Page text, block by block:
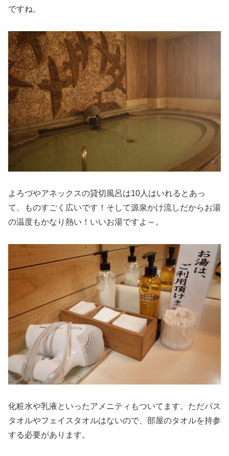
ですね。
よろづやアネックスの貸切風呂は10人はいれるとあっ
て、ものすごく広いです！そして源泉かけ流しだからお湯
の温度もかなり熱い！いいお湯ですよ～。
化粧水や乳液といったアメニティもついてます。ただバス
タオルやフェイスタオルはないので、部屋のタオルを持参
する必要があります。